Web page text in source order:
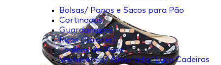
Bolsas/ Panos e Sacos para Pão
Cortinados
Guardanapos
Riços (Saiotes)
Toalhas de Mesa
Vestimenta/ Almofada/ Laço Cadeiras